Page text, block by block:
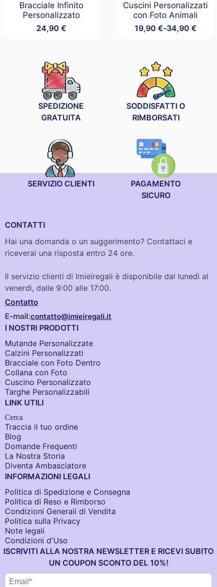
Bracciale Infinito
Personalizzato
24,90€
Cuscini Personalizzati
con Foto Animali
19,90 €-34,90 €
Fascia
19,90 €
a
34,90 €
SPEDIZIONE
GRATUITA
SODDISFATTI O
RIMBORSATI
SERVIZIO CLIENTI
PAGAMENTO
SICURO
CONTATTI
Hai una domanda o un suggerimento? Contattaci e
riceverai una risposta entro 24 ore.
Il servizio clienti di Imieiregali è disponibile dal lunedì al
venerdì, dalle 9:00 alle 17:00.
Contatto
E-mail:contatto@imieiregali.it
I NOSTRI PRODOTTI
Mutande Personalizzate
Calzini Personalizzati
Bracciale con Foto Dentro​
Collana con Foto
Cuscino Personalizzato
Targhe Personalizzabili
LINK UTILI
Cerca
Traccia il tuo ordine
Blog
Domande Frequenti
La Nostra Storia
Diventa Ambasciatore
INFORMAZIONI LEGALI
Politica di Spedizione e Consegna
Politica di Reso e Rimborso
Condizioni Generali di Vendita
Politica sulla Privacy
Note legali
Condizioni d'Uso
ISCRIVITI ALLA NOSTRA NEWSLETTER E RICEVI SUBITO
UN COUPON SCONTO DEL 10%!